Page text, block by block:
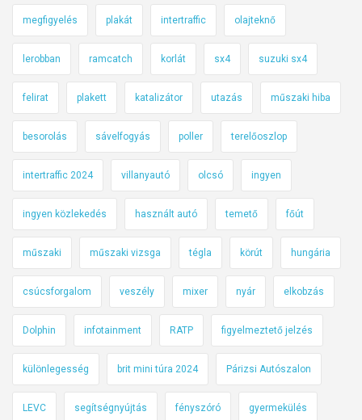
megfigyelés plakát intertraffic olajteknő
lerobban ramcatch korlát sx4 suzuki sx4
felirat plakett katalizátor utazás műszaki hiba
besorolás sávelfogyás poller terelőoszlop
intertraffic 2024 villanyautó olcsó ingyen
ingyen közlekedés használt autó temető főút
műszaki műszaki vizsga tégla körút hungária
csúcsforgalom veszély mixer nyár elkobzás
Dolphin infotainment RATP figyelmeztető jelzés
különlegesség brit mini túra 2024 Párizsi Autószalon
LEVC segítségnyújtás fényszóró gyermekülés